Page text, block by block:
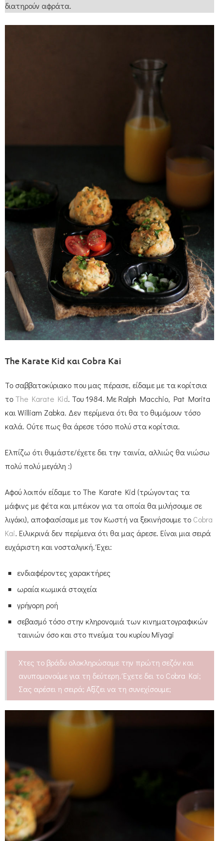
διατηρούν αφράτα.
The Karate Kid και Cobra Kai
Το σαββατοκύριακο που μας πέρασε, είδαμε με τα κορίτσια
το The Karate Kid. Του 1984. Με Ralph Macchio, Pat Morita
και William Zabka. Δεν περίμενα ότι θα το θυμόμουν τόσο
καλά. Ούτε πως θα άρεσε τόσο πολύ στα κορίτσια.
Ελπίζω ότι θυμάστε/έχετε δει την ταινία, αλλιώς θα νιώσω
πολύ πολύ μεγάλη :)
Αφού λοιπόν είδαμε το The Karate Kid (τρώγοντας τα
μάφινς με φέτα και μπέικον για τα οποία θα μιλήσουμε σε
λιγάκι), αποφασίσαμε με τον Κωστή να ξεκινήσουμε το Cobra
Kai. Ειλικρινά δεν περίμενα ότι θα μας άρεσε. Είναι μια σειρά
ευχάριστη και νοσταλγική. Έχει:
ενδιαφέροντες χαρακτήρες
ωραία κωμικά στοιχεία
γρήγορη ροή
σεβασμό τόσο στην κληρονομιά των κινηματογραφικών
ταινιών όσο και στο πνεύμα του κυρίου Miyagi
Χτες το βράδυ ολοκληρώσαμε την πρώτη σεζόν και
ανυπομονούμε για τη δεύτερη. Έχετε δει το Cobra Kai;
Σας αρέσει η σειρά; Αξίζει να τη συνεχίσουμε;